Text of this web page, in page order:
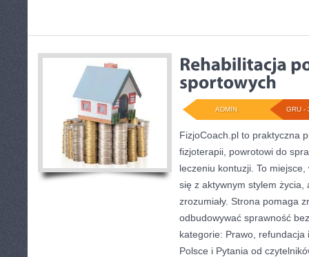
GRU -
ADMIN
FizjoCoach.pl to praktyczna
fizjoterapii, powrotowi do
leczeniu kontuzji. To
się z aktywnym stylem
zrozumiały. Strona pomaga
odbudowywać sprawność
kategorie: Prawo,
Polsce i Pytania od